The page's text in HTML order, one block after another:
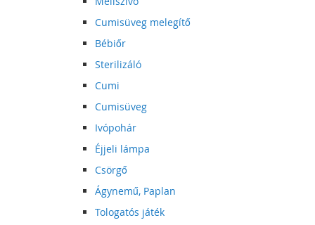
Cumisüveg melegítő
Bébiőr
Sterilizáló
Cumi
Cumisüveg
Ivópohár
Éjjeli lámpa
Csörgő
Ágynemű, Paplan
Tologatós játék